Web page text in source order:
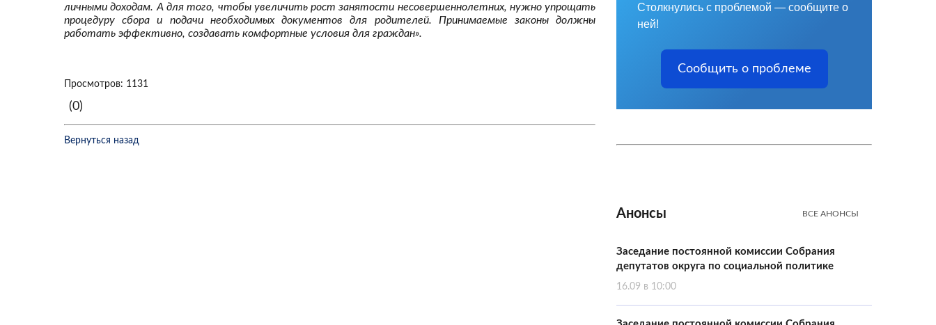
личными доходам. А для того, чтобы увеличить рост занятости несовершеннолетних, нужно упрощать
процедуру сбора и подачи необходимых документов для родителей. Принимаемые законы должны
работать эффективно, создавать комфортные условия для граждан».
Просмотров: 1131
(0)
Вернуться назад
Столкнулись с проблемой — сообщите о
ней!
Сообщить о проблеме
Анонсы ВСЕ АНОНСЫ
Заседание постоянной комиссии Собрания
депутатов округа по социальной политике
16.09 в 10:00